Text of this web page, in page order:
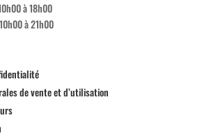
à 18h00
à 21h00
de vente et d’utilisation